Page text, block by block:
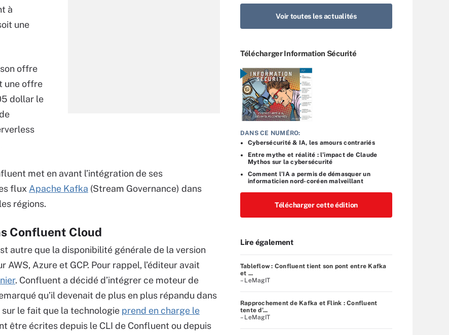
à
une
offre
une offre
dollar le
met en avant l’intégration de ses
flux Apache Kafka (Stream Governance) dans
régions.
Confluent Cloud
autre que la disponibilité générale de la version
Azure et GCP. Pour rappel, l’éditeur avait
. Confluent a décidé d’intégrer ce moteur de
qu’il devenait de plus en plus répandu dans
sur le fait que la technologie prend en charge le
être écrites depuis le CLI de Confluent ou depuis
Voir toutes les actualités
Télécharger Information Sécurité
DANS CE NUMÉRO:
Cybersécurité & IA, les amours contrariés
Entre mythe et réalité : l’impact de Claude
Mythos sur la cybersécurité
Comment l’IA a permis de démasquer un
informaticien nord-coréen malveillant
Télécharger cette édition
Lire également
Tableflow : Confluent tient son pont entre Kafka
et ...
– LeMagIT
Rapprochement de Kafka et Flink : Confluent
tente d’...
– LeMagIT